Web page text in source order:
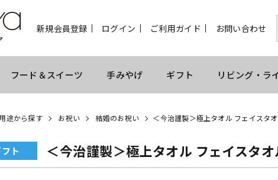
新規会員登録 ログイン ご利用ガイド お問い合わせ
フード＆スイーツ 手みやげ ギフト リビング・ラ
途から探す お祝い 結婚のお祝い ＜今治謹製＞極上タオル フェイスタ
ト ＜今治謹製＞極上タオル フェイスタ